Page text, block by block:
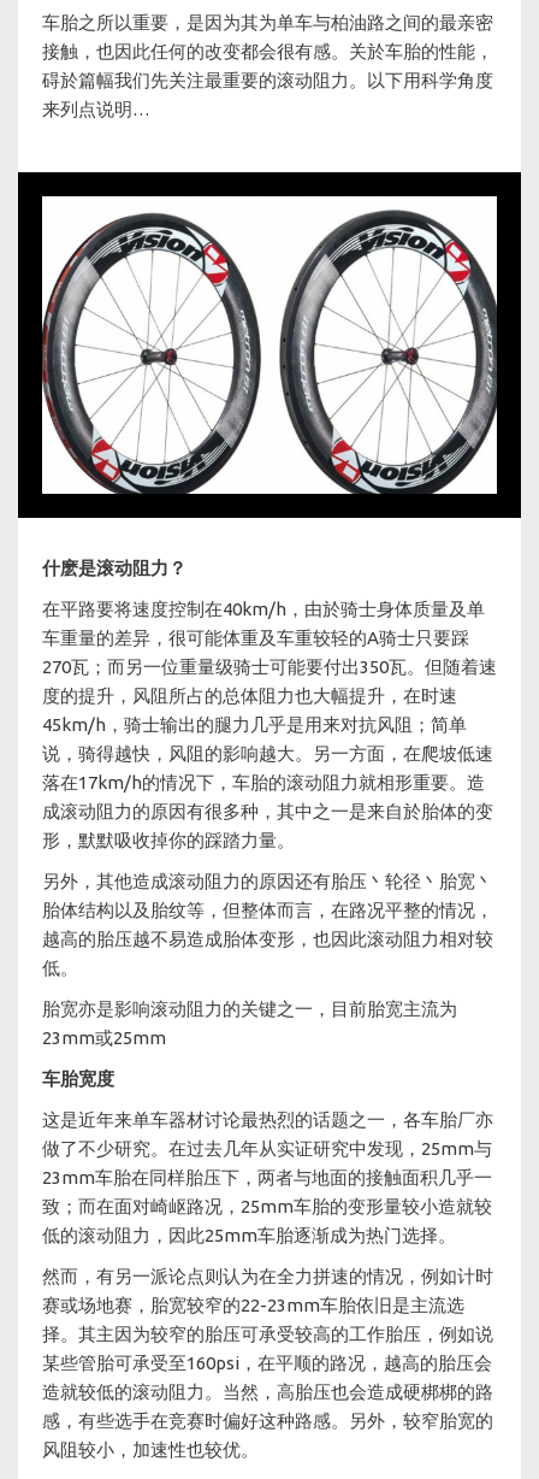
车胎之所以重要，是因为其为单车与柏油路之间的最亲密
接触，也因此任何的改变都会很有感。关於车胎的性能，
碍於篇幅我们先关注最重要的滚动阻力。以下用科学角度
来列点说明…
什麽是滚动阻力？
在平路要将速度控制在40km/h，由於骑士身体质量及单
车重量的差异，很可能体重及车重较轻的A骑士只要踩
270瓦；而另一位重量级骑士可能要付出350瓦。但随着速
度的提升，风阻所占的总体阻力也大幅提升，在时速
45km/h，骑士输出的腿力几乎是用来对抗风阻；简单
说，骑得越快，风阻的影响越大。另一方面，在爬坡低速
落在17km/h的情况下，车胎的滚动阻力就相形重要。造
成滚动阻力的原因有很多种，其中之一是来自於胎体的变
形，默默吸收掉你的踩踏力量。
另外，其他造成滚动阻力的原因还有胎压丶轮径丶胎宽丶
胎体结构以及胎纹等，但整体而言，在路况平整的情况，
越高的胎压越不易造成胎体变形，也因此滚动阻力相对较
低。
胎宽亦是影响滚动阻力的关键之一，目前胎宽主流为
23mm或25mm
车胎宽度
这是近年来单车器材讨论最热烈的话题之一，各车胎厂亦
做了不少研究。在过去几年从实证研究中发现，25mm与
23mm车胎在同样胎压下，两者与地面的接触面积几乎一
致；而在面对崎岖路况，25mm车胎的变形量较小造就较
低的滚动阻力，因此25mm车胎逐渐成为热门选择。
然而，有另一派论点则认为在全力拼速的情况，例如计时
赛或场地赛，胎宽较窄的22-23mm车胎依旧是主流选
择。其主因为较窄的胎压可承受较高的工作胎压，例如说
某些管胎可承受至160psi，在平顺的路况，越高的胎压会
造就较低的滚动阻力。当然，高胎压也会造成硬梆梆的路
感，有些选手在竞赛时偏好这种路感。另外，较窄胎宽的
风阻较小，加速性也较优。